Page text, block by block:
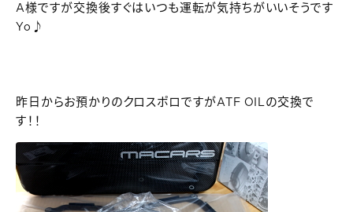
A様ですが交換後すぐはいつも運転が気持ちがいいそうです
Yo♪
昨日からお預かりのクロスポロですがATF OILの交換で
す！！